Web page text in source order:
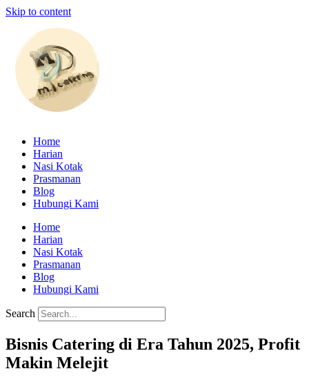
Skip to content
Home
Harian
Nasi Kotak
Prasmanan
Blog
Hubungi Kami
Home
Harian
Nasi Kotak
Prasmanan
Blog
Hubungi Kami
Search
Bisnis Catering di Era Tahun 2025, Profit
Makin Melejit